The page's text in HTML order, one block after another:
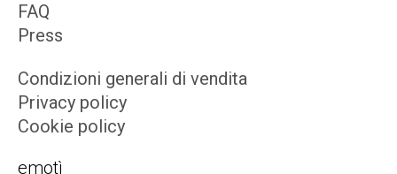
FAQ
Press
Condizioni generali di vendita
Privacy policy
Cookie policy
emotì